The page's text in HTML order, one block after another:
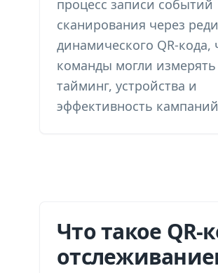
процесс записи событий
сканирования через
динамического QR-кода,
команды могли
тайминг, устройства и
эффективность
Что такое QR-